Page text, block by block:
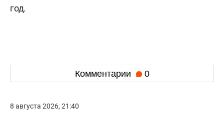
год.
Комментарии 0
8 августа 2026, 21:40